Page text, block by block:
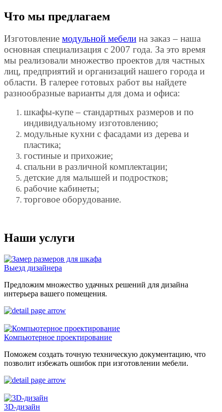
Что мы предлагаем
Изготовление модульной мебели на заказ – наша
основная специализация с 2007 года. За это время
мы реализовали множество проектов для частных
лиц, предприятий и организаций нашего города и
области. В галерее готовых работ вы найдете
разнообразные варианты для дома и офиса:
шкафы-купе – стандартных размеров и по
индивидуальному изготовлению;
модульные кухни с фасадами из дерева и
пластика;
гостиные и прихожие;
спальни в различной комплектации;
детские для малышей и подростков;
рабочие кабинеты;
торговое оборудование.
Наши услуги
Выезд дизайнера
Предложим множество удачных решений для дизайна
интерьера вашего помещения.
Компьютерное проектирование
Поможем создать точную техническую документацию, что
позволит избежать ошибок при изготовлении мебели.
3D-дизайн